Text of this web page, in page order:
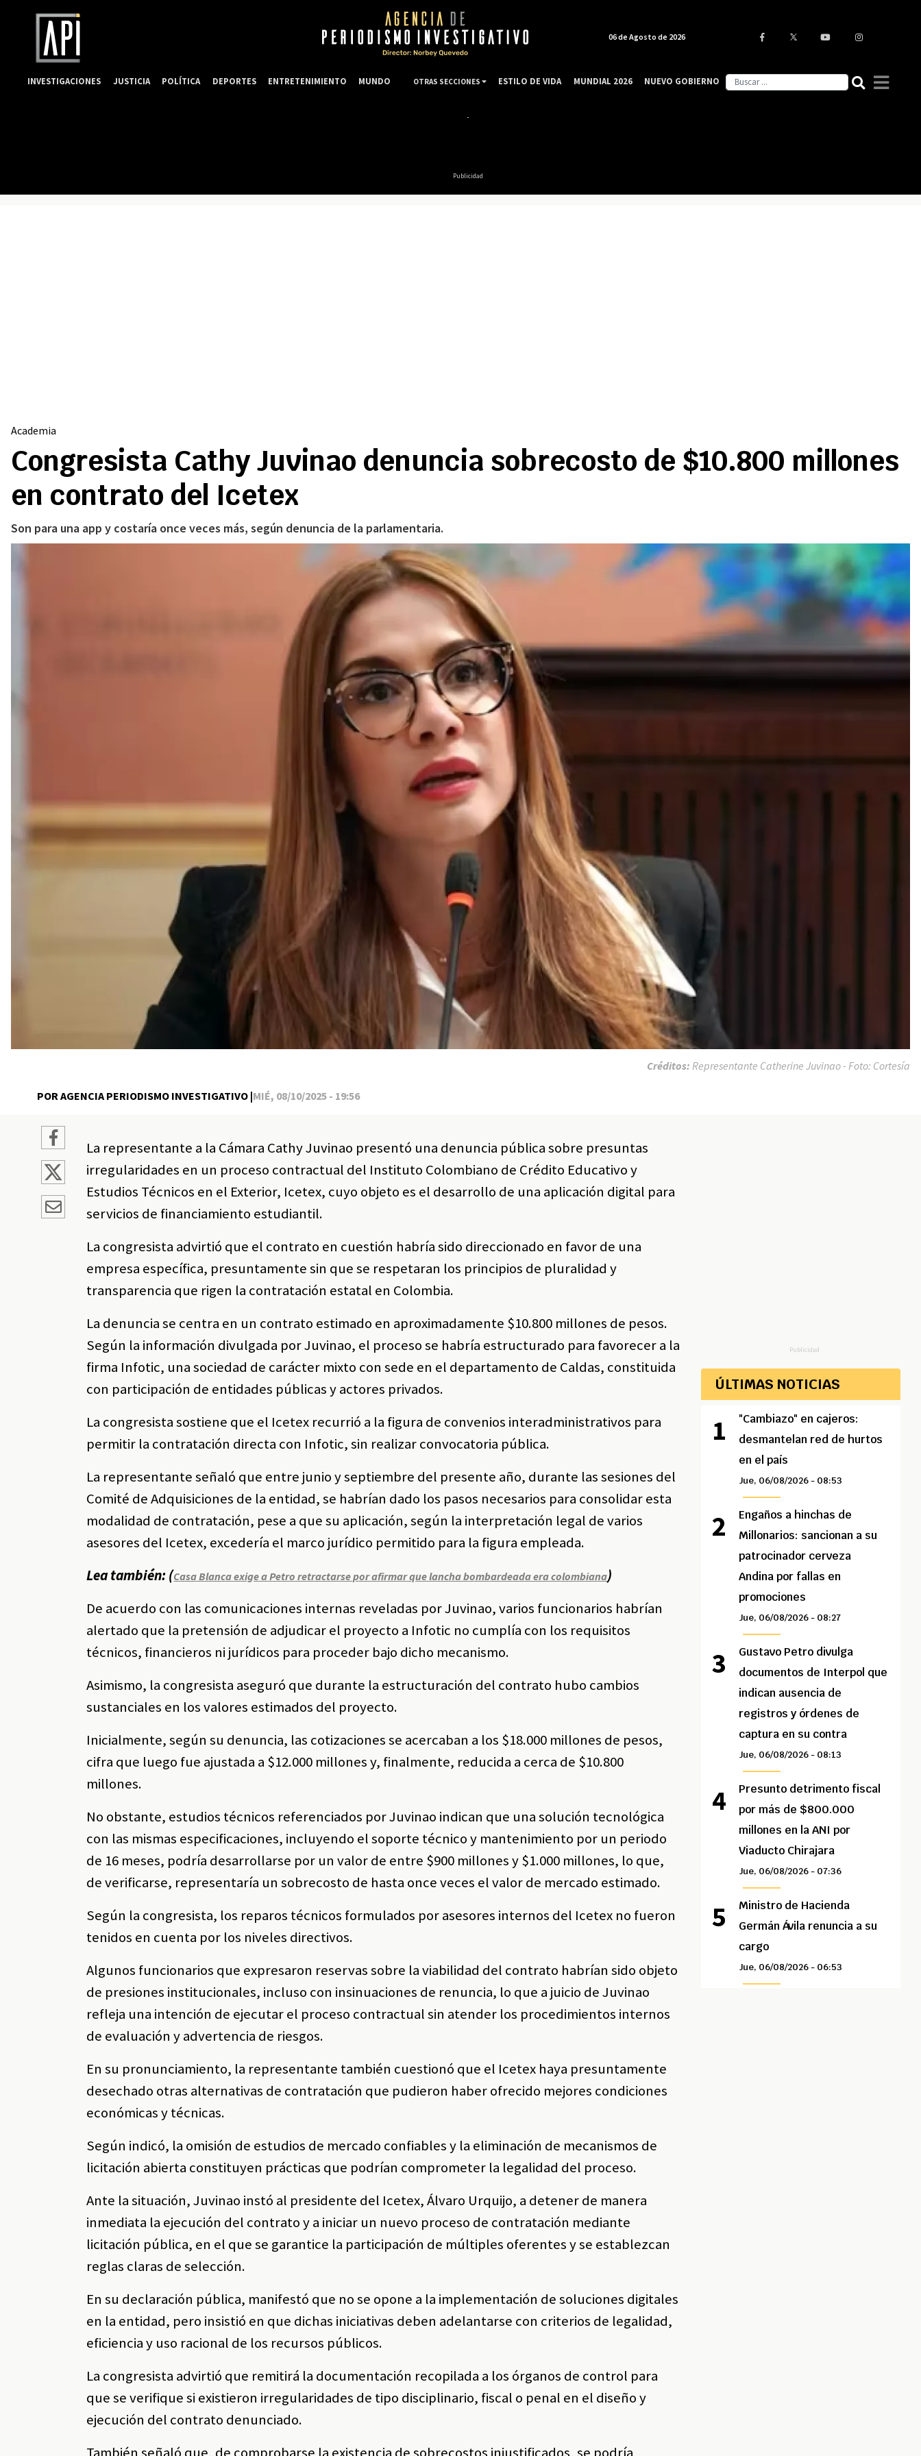
Publicidad
Academia
Congresista Cathy Juvinao denuncia sobrecosto de $10.800 millones
en contrato del Icetex
Son para una app y costaría once veces más, según denuncia de la parlamentaria.
POR AGENCIA PERIODISMO INVESTIGATIVO |MIÉ, 08/10/2025 - 19:56
Créditos: Representante Catherine Juvinao - Foto: Cortesía
La representante a la Cámara Cathy Juvinao presentó una denuncia pública sobre presuntas
irregularidades en un proceso contractual del Instituto Colombiano de Crédito Educativo y
Estudios Técnicos en el Exterior, Icetex, cuyo objeto es el desarrollo de una aplicación digital para
servicios de financiamiento estudiantil.
La congresista advirtió que el contrato en cuestión habría sido direccionado en favor de una
empresa específica, presuntamente sin que se respetaran los principios de pluralidad y
transparencia que rigen la contratación estatal en Colombia.
La denuncia se centra en un contrato estimado en aproximadamente $10.800 millones de pesos.
Según la información divulgada por Juvinao, el proceso se habría estructurado para favorecer a la
firma Infotic, una sociedad de carácter mixto con sede en el departamento de Caldas, constituida
con participación de entidades públicas y actores privados.
La congresista sostiene que el Icetex recurrió a la figura de convenios interadministrativos para
permitir la contratación directa con Infotic, sin realizar convocatoria pública.
La representante señaló que entre junio y septiembre del presente año, durante las sesiones del
Comité de Adquisiciones de la entidad, se habrían dado los pasos necesarios para consolidar esta
modalidad de contratación, pese a que su aplicación, según la interpretación legal de varios
asesores del Icetex, excedería el marco jurídico permitido para la figura empleada.
Lea también: (Casa Blanca exige a Petro retractarse por afirmar que lancha bombardeada era colombiana)
De acuerdo con las comunicaciones internas reveladas por Juvinao, varios funcionarios habrían
alertado que la pretensión de adjudicar el proyecto a Infotic no cumplía con los requisitos
técnicos, financieros ni jurídicos para proceder bajo dicho mecanismo.
Asimismo, la congresista aseguró que durante la estructuración del contrato hubo cambios
sustanciales en los valores estimados del proyecto.
Inicialmente, según su denuncia, las cotizaciones se acercaban a los $18.000 millones de pesos,
cifra que luego fue ajustada a $12.000 millones y, finalmente, reducida a cerca de $10.800
millones.
No obstante, estudios técnicos referenciados por Juvinao indican que una solución tecnológica
con las mismas especificaciones, incluyendo el soporte técnico y mantenimiento por un periodo
de 16 meses, podría desarrollarse por un valor de entre $900 millones y $1.000 millones, lo que,
de verificarse, representaría un sobrecosto de hasta once veces el valor de mercado estimado.
Según la congresista, los reparos técnicos formulados por asesores internos del Icetex no fueron
tenidos en cuenta por los niveles directivos.
Algunos funcionarios que expresaron reservas sobre la viabilidad del contrato habrían sido objeto
de presiones institucionales, incluso con insinuaciones de renuncia, lo que a juicio de Juvinao
refleja una intención de ejecutar el proceso contractual sin atender los procedimientos internos
de evaluación y advertencia de riesgos.
En su pronunciamiento, la representante también cuestionó que el Icetex haya presuntamente
desechado otras alternativas de contratación que pudieron haber ofrecido mejores condiciones
económicas y técnicas.
Según indicó, la omisión de estudios de mercado confiables y la eliminación de mecanismos de
licitación abierta constituyen prácticas que podrían comprometer la legalidad del proceso.
Ante la situación, Juvinao instó al presidente del Icetex, Álvaro Urquijo, a detener de manera
inmediata la ejecución del contrato y a iniciar un nuevo proceso de contratación mediante
licitación pública, en el que se garantice la participación de múltiples oferentes y se establezcan
reglas claras de selección.
En su declaración pública, manifestó que no se opone a la implementación de soluciones digitales
en la entidad, pero insistió en que dichas iniciativas deben adelantarse con criterios de legalidad,
eficiencia y uso racional de los recursos públicos.
La congresista advirtió que remitirá la documentación recopilada a los órganos de control para
que se verifique si existieron irregularidades de tipo disciplinario, fiscal o penal en el diseño y
ejecución del contrato denunciado.
Publicidad
ÚLTIMAS NOTICIAS
"Cambiazo" en cajeros:
desmantelan red de hurtos
en el país
Jue, 06/08/2026 - 08:53
Engaños a hinchas de
Millonarios: sancionan a su
patrocinador cerveza
Andina por fallas en
promociones
Jue, 06/08/2026 - 08:27
Gustavo Petro divulga
documentos de Interpol que
indican ausencia de
registros y órdenes de
captura en su contra
Jue, 06/08/2026 - 08:13
Presunto detrimento fiscal
por más de $800.000
millones en la ANI por
Viaducto Chirajara
Jue, 06/08/2026 - 07:36
Ministro de Hacienda
Germán Ávila renuncia a su
cargo
Jue, 06/08/2026 - 06:53
06 de Agosto de 2026
INVESTIGACIONES JUSTICIA POLÍTICA DEPORTES ENTRETENIMIENTO MUNDO OTRAS SECCIONES ESTILO DE VIDA MUNDIAL 2026 NUEVO GOBIERNO